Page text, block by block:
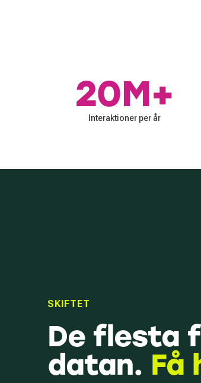
20M+
Interaktioner per år
SKIFTET
De flesta
datan. Få